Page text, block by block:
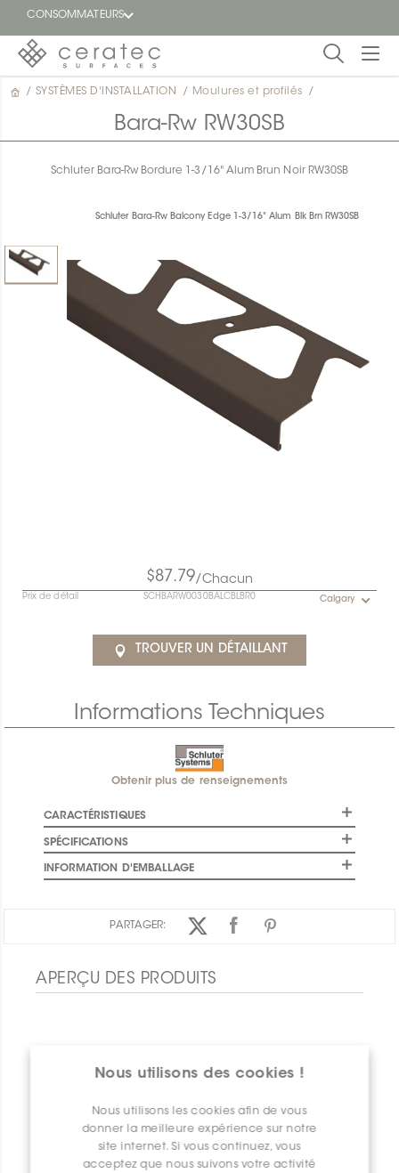
CONSOMMATEURS
En
vedette
un
Nous utilisons des cookies !
Nous utilisons les cookies afin de vous
donner la meilleure expérience sur notre
site internet. Si vous continuez, vous
acceptez que nous suivons votre activité
/ SYSTÈMES D'INSTALLATION / Moulures et profilés /
Bara-Rw RW30SB
Schluter Bara-Rw Bordure 1-3/16" Alum Brun Noir RW30SB
Schluter Bara-Rw Balcony Edge 1-3/16" Alum Blk Brn RW30SB
$87.79/Chacun
Prix de détail SCHBARW0030BALCBLBR0 Calgary
TROUVER UN DÉTAILLANT
Informations Techniques
Obtenir plus de renseignements
CARACTÉRISTIQUES
SPÉCIFICATIONS
INFORMATION D'EMBALLAGE
PARTAGER:
APERÇU DES PRODUITS